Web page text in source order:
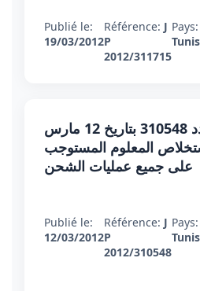
Publié le:
19/03/2012
Référence: J
P
2012/311715
Pays:
قرار تعقيبي عدد 310548 بتاريخ 12 مارس
المعلوم المستوجب
على جميع عمليات الشحن
Publié le:
12/03/2012
Référence: J
P
2012/310548
Pays: